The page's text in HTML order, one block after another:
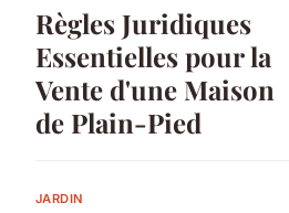
Règles Juridiques
Essentielles pour la
Vente d'une Maison
de Plain-Pied
JARDIN